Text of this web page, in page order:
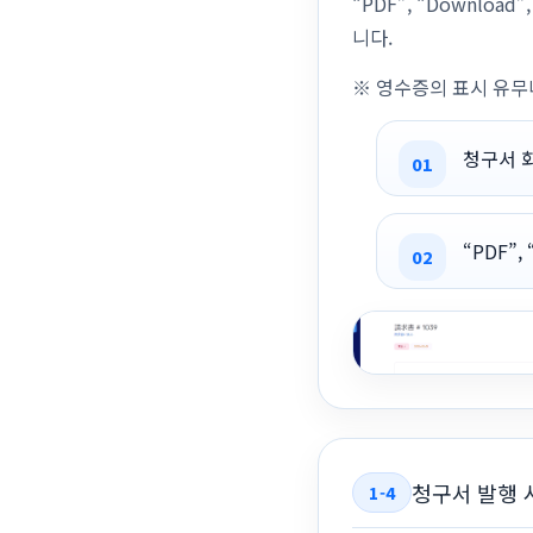
니다.
※ 영수증의 표시 유무
청구서
“PDF”,
1-4 청구서 발행